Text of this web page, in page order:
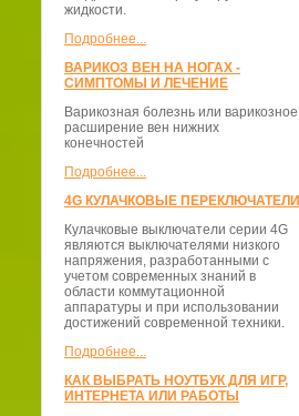
жидкости.
Подробнее...
ВАРИКОЗ ВЕН НА НОГАХ -
СИМПТОМЫ И ЛЕЧЕНИЕ
Варикозная болезнь или варикозное
расширение вен нижних
конечностей
Подробнее...
4G КУЛАЧКОВЫЕ ПЕРЕКЛЮЧАТЕЛИ
Кулачковые выключатели серии 4G
являются выключателями низкого
напряжения, разработанными с
учетом современных знаний в
области коммутационной
аппаратуры и при использовании
достижений современной техники.
Подробнее...
КАК ВЫБРАТЬ НОУТБУК ДЛЯ ИГР,
ИНТЕРНЕТА ИЛИ РАБОТЫ